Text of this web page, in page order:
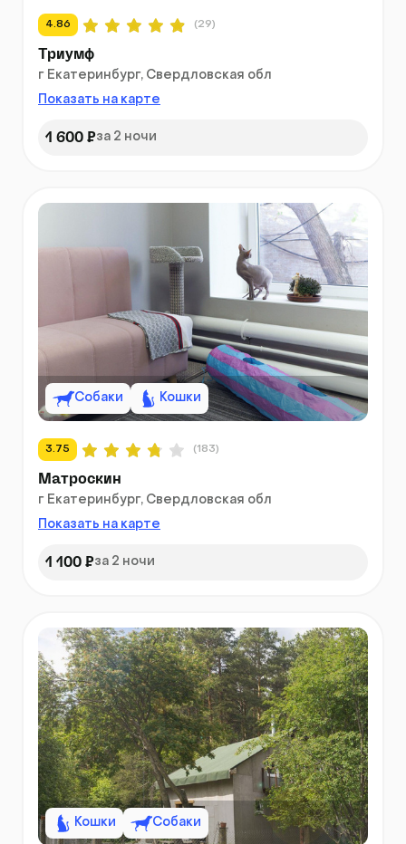
4.86 (29)
Триумф
г Екатеринбург, Свердловская обл
Показать на карте
1 600 ₽за 2 ночи
Собаки Кошки
3.75 (183)
Матроскин
г Екатеринбург, Свердловская обл
Показать на карте
1 100 ₽за 2 ночи
Кошки Собаки